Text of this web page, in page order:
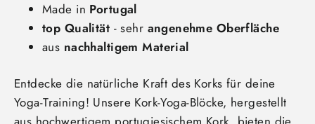
Made in Portugal
top Qualität - sehr angenehme Oberfläche
aus nachhaltigem Material
Entdecke die natürliche Kraft des Korks für deine
Yoga-Training! Unsere Kork-Yoga-Blöcke, hergestellt